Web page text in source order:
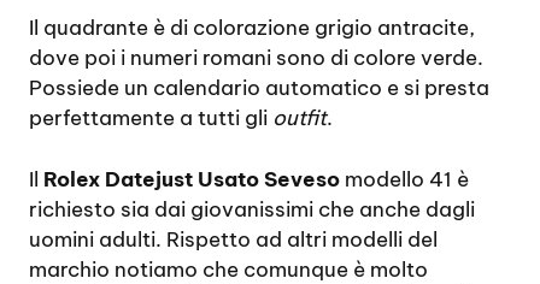
Il quadrante è di colorazione grigio antracite,
dove poi i numeri romani sono di colore verde.
Possiede un calendario automatico e si presta
perfettamente a tutti gli outfit.
Il Rolex Datejust Usato Seveso modello 41 è
richiesto sia dai giovanissimi che anche dagli
uomini adulti. Rispetto ad altri modelli del
marchio notiamo che comunque è molto